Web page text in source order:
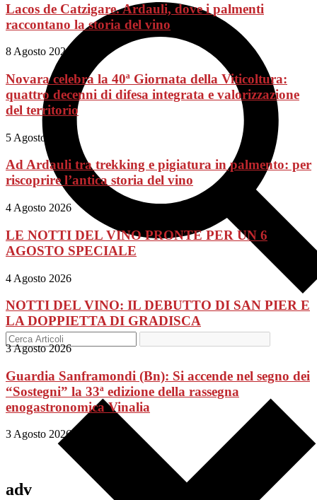
Lacos de Catzigare. Ardauli, dove i palmenti
raccontano la storia del vino
8 Agosto 2026
Novara celebra la 40ª Giornata della Viticoltura:
quattro decenni di difesa integrata e valorizzazione
del territorio
5 Agosto 2026
Ad Ardauli tra trekking e pigiatura in palmento: per
riscoprire l’antica storia del vino
4 Agosto 2026
LE NOTTI DEL VINO PRONTE PER UN 6
AGOSTO SPECIALE
4 Agosto 2026
NOTTI DEL VINO: IL DEBUTTO DI SAN PIER E
LA DOPPIETTA DI GRADISCA
3 Agosto 2026
Guardia Sanframondi (Bn): Si accende nel segno dei
“Sostegni” la 33ª edizione della rassegna
enogastronomica Vinalia
3 Agosto 2026
adv